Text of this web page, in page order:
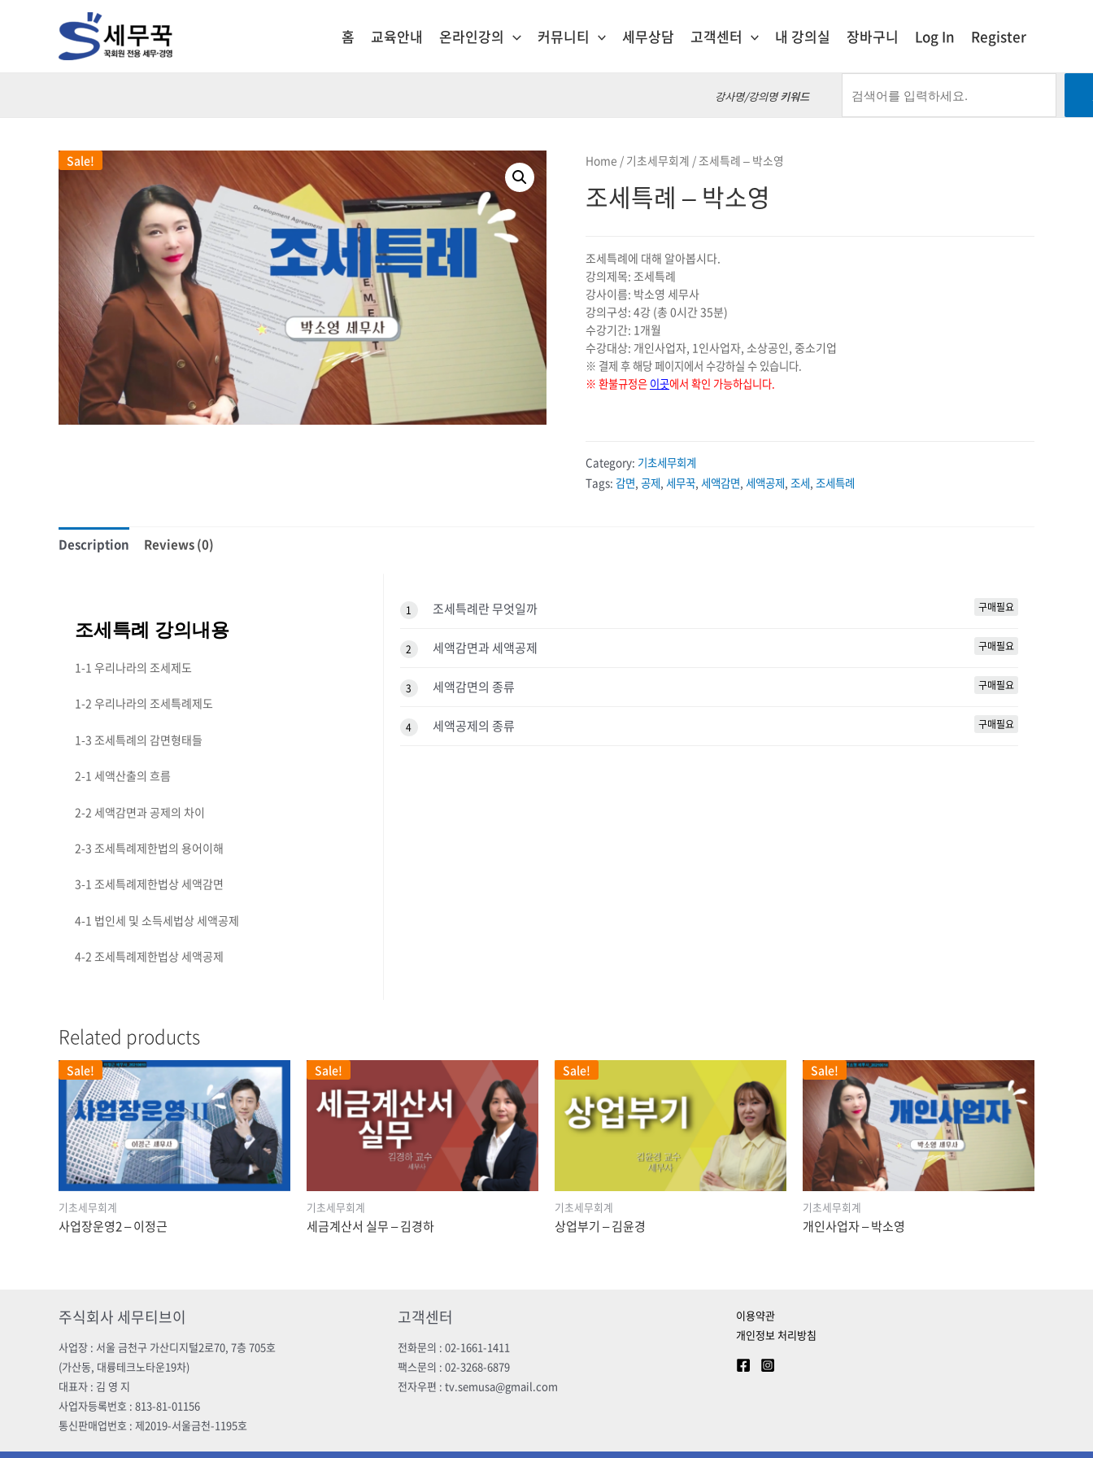
홈 교육안내 온라인강의 커뮤니티 세무상담 고객센터 내 강의실 장바구니 Log In Register
강사명/강의명키워드
Sale! Home / 기초세무회계 / 조세특례 – 박소영
조세특례 – 박소영
조세특례에 대해 알아봅시다.
강의제목: 조세특례
강사이름: 박소영 세무사
강의구성: 4강 (총 0시간 35분)
수강기간: 1개월
수강대상: 개인사업자, 1인사업자, 소상공인, 중소기업
※ 결제 후 해당 페이지에서 수강하실 수 있습니다.
※ 환불규정은 이곳에서 확인 가능하십니다.
Category: 기초세무회계
Tags: 감면, 공제, 세무꾹, 세액감면, 세액공제, 조세, 조세특례
Description Reviews (0)
조세특례 강의내용
1-1 우리나라의 조세제도
1-2 우리나라의 조세특례제도
1-3 조세특례의 감면형태들
2-1 세액산출의 흐름
2-2 세액감면과 공제의 차이
2-3 조세특례제한법의 용어이해
3-1 조세특례제한법상 세액감면
4-1 법인세 및 소득세법상 세액공제
4-2 조세특례제한법상 세액공제
1 조세특례란 무엇일까 구매필요
2 세액감면과 세액공제 구매필요
3 세액감면의 종류 구매필요
4 세액공제의 종류 구매필요
Related products
Sale!
기초세무회계
사업장운영2 – 이정근
Sale!
기초세무회계
세금계산서 실무 – 김경하
Sale!
기초세무회계
상업부기 – 김윤경
Sale!
기초세무회계
개인사업자 – 박소영
주식회사 세무티브이
사업장 : 서울 금천구 가산디지털2로70, 7층 705호
(가산동, 대륭테크노타운19차)
대표자 : 김 영 지
사업자등록번호 : 813-81-01156
통신판매업번호 : 제2019-서울금천-1195호
고객센터
전화문의 : 02-1661-1411
팩스문의 : 02-3268-6879
전자우편 : tv.semusa@gmail.com
이용약관
개인정보 처리방침